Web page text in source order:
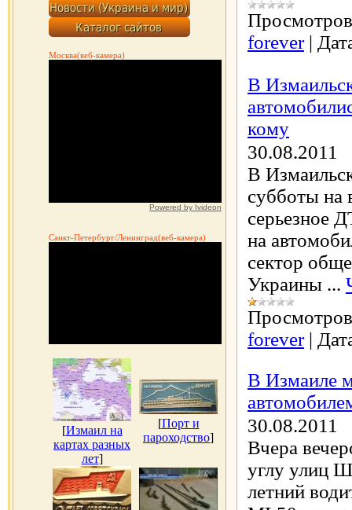
Москва(веб-камера)
Powered by Ivideon
Санкт-Петербург/Ленинград(веб-камера)
[Измаил на
картах разных
лет]
[Порт и
пароходство]
forever |
В
кому
30.08.2011
В
субботы на
серьезное
на
сектор
Украины ...
forever |
В Измаиле
30.08.2011
Вчера
углу улиц
летний